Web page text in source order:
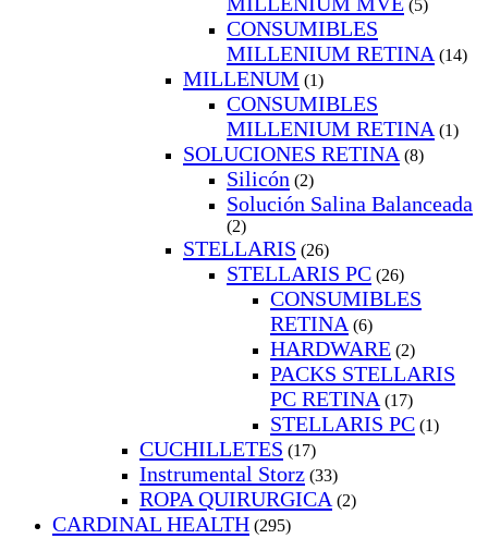
(5)
CONSUMIBLES
MILLENIUM RETINA (14)
MILLENUM (1)
CONSUMIBLES
MILLENIUM RETINA (1)
SOLUCIONES RETINA (8)
Silicón (2)
Solución Salina Balanceada
(2)
STELLARIS (26)
STELLARIS PC (26)
CONSUMIBLES
RETINA (6)
HARDWARE (2)
PACKS STELLARIS
PC RETINA (17)
STELLARIS PC (1)
CUCHILLETES (17)
Instrumental Storz (33)
ROPA QUIRURGICA (2)
CARDINAL HEALTH (295)